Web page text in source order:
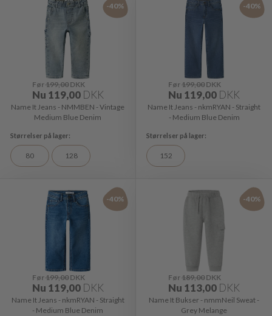
-40%
Før199,00DKK
Nu 119,00 DKK
Name It Jeans - NMMBEN - Vintage
Medium Blue Denim
80 128
-40%
Før199,00 DKK
Nu 119,00 DKK
Name It Jeans - nkmRYAN - Straight
- Medium Blue Denim
152
-40%
Før199,00DKK
Nu 119,00 DKK
Name It Jeans - nkmRYAN - Straight
- Medium Blue Denim
-40%
Før189,00 DKK
Nu 113,00 DKK
Name It Bukser - nmmNeil Sweat -
Grey Melange